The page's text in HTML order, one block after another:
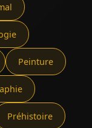
Peinture
Préhistoire